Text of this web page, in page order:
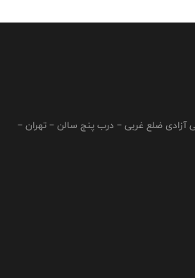
آزادی ضلع غربی – درب پنج سالن – تهران –